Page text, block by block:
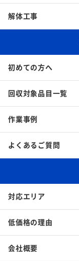
解体工事
初めての方へ
回収対象品目一覧
作業事例
よくあるご質問
対応エリア
低価格の理由
会社概要